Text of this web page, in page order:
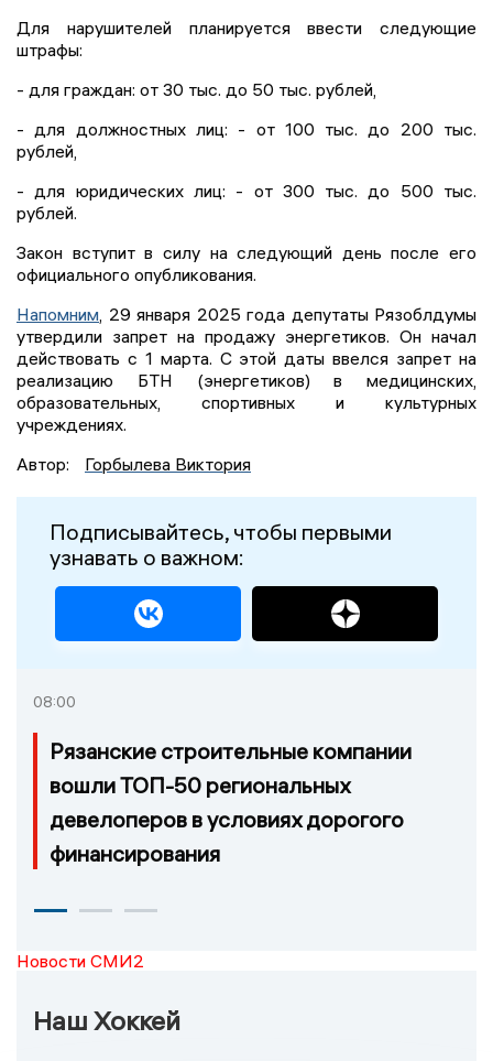
Для нарушителей планируется ввести следующие
штрафы:
- для граждан: от 30 тыс. до 50 тыс. рублей,
- для должностных лиц: - от 100 тыс. до 200 тыс.
рублей,
- для юридических лиц: - от 300 тыс. до 500 тыс.
рублей.
Закон вступит в силу на следующий день после его
официального опубликования.
Напомним , 29 января 2025 года депутаты Рязоблдумы
утвердили запрет на продажу энергетиков. Он начал
действовать с 1 марта. С этой даты ввелся запрет на
реализацию БТН (энергетиков) в медицинских,
образовательных, спортивных и культурных
учреждениях.
Автор:
Горбылева Виктория
Подписывайтесь, чтобы первыми
узнавать о важном:
08:00
Рязанские строительные компании
вошли ТОП-50 региональных
девелоперов в условиях дорогого
финансирования
Новости СМИ2
Наш Хоккей